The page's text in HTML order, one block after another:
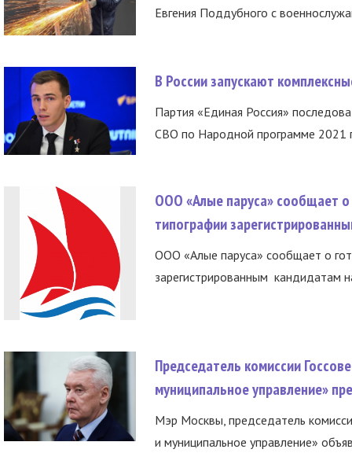
Евгения Поддубного с
В России запускают
Партия «Единая Россия»
СВО по Народной программе 2021
ООО «Алые паруса» сообщает о
типографии
ООО «Алые паруса» сообщает о
зарегистрированным кандидатам
Председатель комиссии
муниципальное управление»
Мэр Москвы, председатель
и муниципальное управление»